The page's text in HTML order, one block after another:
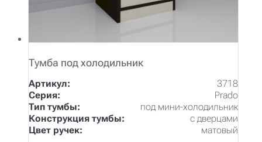
Тумба под холодильник
Артикул:
3718
Серия:
Prado
Тип тумбы:
под мини-холодильник
Конструкция тумбы:
с дверцами
Цвет ручек:
матовый